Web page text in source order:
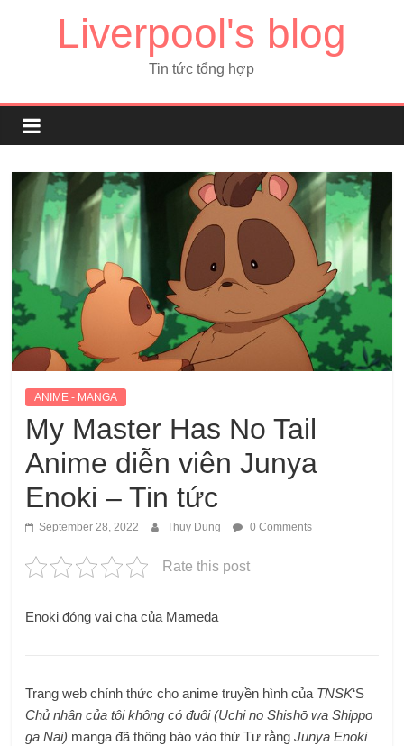
Liverpool's blog
Tin tức tổng hợp
ANIME - MANGA
My Master Has No Tail
Anime diễn viên Junya
Enoki – Tin tức
September 28, 2022 Thuy Dung 0 Comments
Rate this post
Enoki đóng vai cha của Mameda
Trang web chính thức cho anime truyền hình của TNSK‘S
Chủ nhân của tôi không có đuôi(Uchi no Shishō wa Shippo
ga Nai) manga đã thông báo vào thứ Tư rằngJunya Enoki